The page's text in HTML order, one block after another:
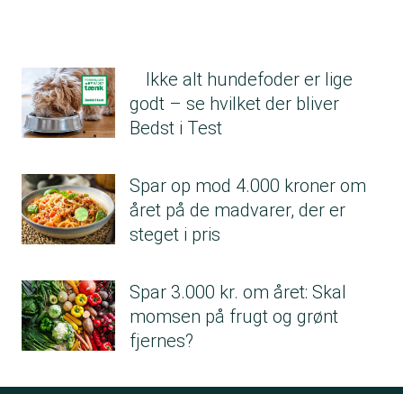
Ikke alt hundefoder er lige
godt – se hvilket der bliver
Bedst i Test
Spar op mod 4.000 kroner om
året på de madvarer, der er
steget i pris
Spar 3.000 kr. om året: Skal
momsen på frugt og grønt
fjernes?